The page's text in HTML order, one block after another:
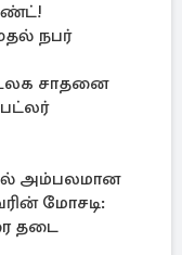
நபர்
உலக சாதனை
அம்பலமான
மோசடி:
தடை